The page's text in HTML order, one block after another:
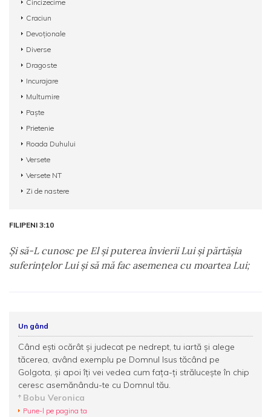
Cincizecime
Craciun
Devoționale
Diverse
Dragoste
Incurajare
Multumire
Paște
Prietenie
Roada Duhului
Versete
Versete NT
Zi de nastere
FILIPENI 3:10
Şi să-L cunosc pe El şi puterea învierii Lui şi părtăşia
suferinţelor Lui şi să mă fac asemenea cu moartea Lui;
Un gând
Când eşti ocărât şi judecat pe nedrept, tu iartă şi alege
tăcerea, având exemplu pe Domnul Isus tăcând pe
Golgota, şi apoi îți vei vedea cum fața-ți străluceşte în chip
ceresc asemănându-te cu Domnul tău.
Bobu Veronica
Pune-l pe pagina ta